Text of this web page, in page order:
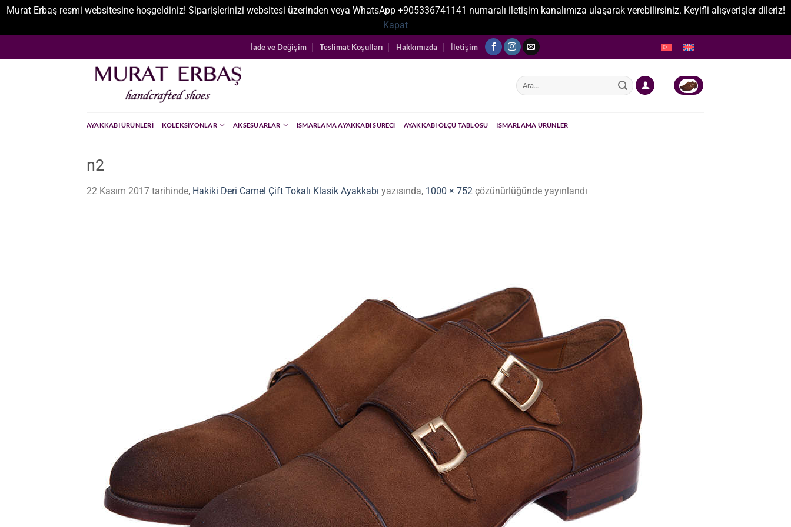
Murat Erbaş resmi websitesine hoşgeldiniz! Siparişlerinizi websitesi üzerinden veya WhatsApp +905336741141 numaralı iletişim kanalımıza ulaşarak verebilirsiniz. Keyifli alışverişler dileriz!
Kapat
atla
İade ve Değişim Teslimat Koşulları Hakkımızda İletişim
Ara:
AYAKKABI ÜRÜNLERI KOLEKSIYONLAR AKSESUARLAR ISMARLAMA AYAKKABI SÜRECI AYAKKABI ÖLÇÜ TABLOSU ISMARLAMA ÜRÜNLER
n2
22 Kasım 2017 tarihinde, Hakiki Deri Camel Çift Tokalı Klasik Ayakkabı yazısında, 1000 × 752 çözünürlüğünde yayınlandı